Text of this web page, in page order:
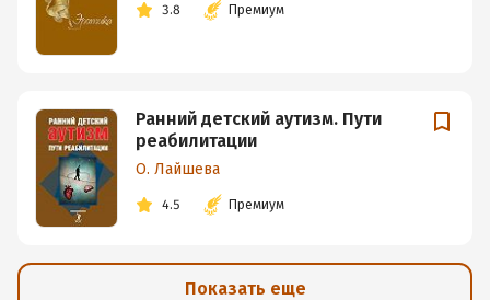
3.8 Премиум
Ранний детский аутизм. Пути
реабилитации
О. Лайшева
4.5 Премиум
Показать еще